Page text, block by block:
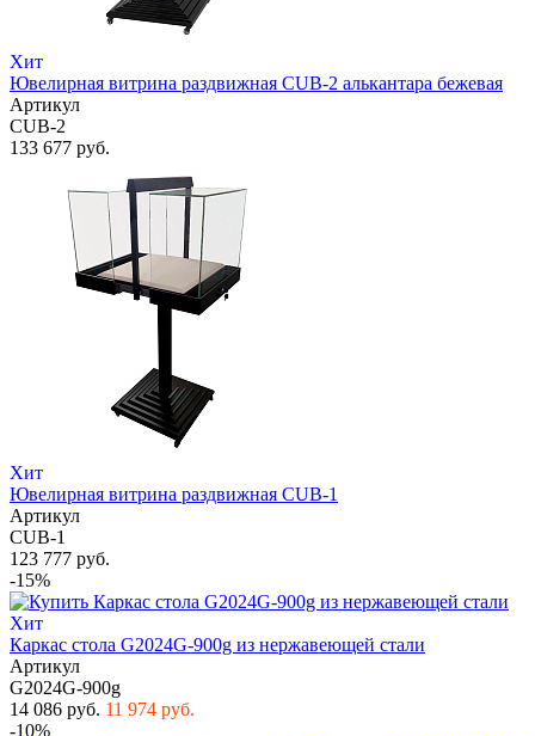
Хит
Ювелирная витрина раздвижная CUB-2 алькантара бежевая
Артикул
CUB-2
133 677 руб.
Хит
Ювелирная витрина раздвижная CUB-1
Артикул
CUB-1
123 777 руб.
-15%
Хит
Каркас стола G2024G-900g из нержавеющей стали
Артикул
G2024G-900g
14 086 руб. 11 974 руб.
-10%